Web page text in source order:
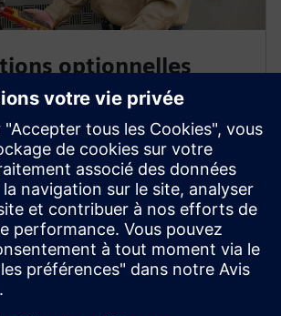
optionnelles
optionnelles incluent des affichages
détaillés de la disposition physique de
gros plans du panneau de
écrans d'instruments indiquant les
la possibilité de lancer des fonctions